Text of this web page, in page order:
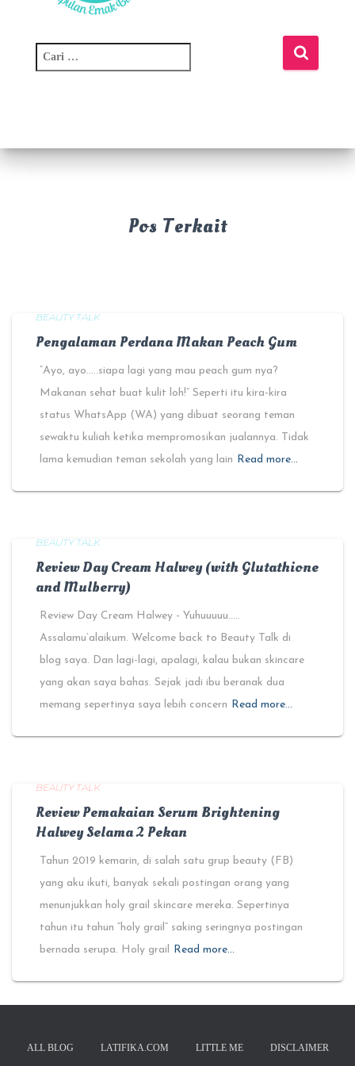
a
t
Pos Terkait
BEAUTY TALK
Pengalaman Perdana Makan Peach Gum
“Ayo, ayo…..siapa lagi yang mau peach gum nya?
Makanan sehat buat kulit loh!” Seperti itu kira-kira
status WhatsApp (WA) yang dibuat seorang teman
sewaktu kuliah ketika mempromosikan jualannya. Tidak
lama kemudian teman sekolah yang lain Read more…
BEAUTY TALK
Review Day Cream Halwey (with Glutathione
and Mulberry)
Review Day Cream Halwey - Yuhuuuuu…..
Assalamu’alaikum. Welcome back to Beauty Talk di
blog saya. Dan lagi-lagi, apalagi, kalau bukan skincare
yang akan saya bahas. Sejak jadi ibu beranak dua
memang sepertinya saya lebih concern Read more…
BEAUTY TALK
Review Pemakaian Serum Brightening
Halwey Selama 2 Pekan
Tahun 2019 kemarin, di salah satu grup beauty (FB)
yang aku ikuti, banyak sekali postingan orang yang
menunjukkan holy grail skincare mereka. Sepertinya
tahun itu tahun “holy grail” saking seringnya postingan
bernada serupa. Holy grail Read more…
ALL BLOG LATIFIKA.COM LITTLE ME DISCLAIMER